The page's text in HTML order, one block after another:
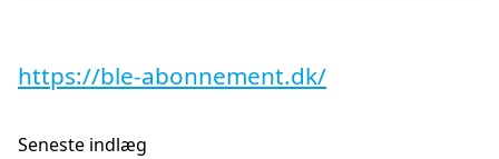
https://ble-abonnement.dk/
Seneste indlæg